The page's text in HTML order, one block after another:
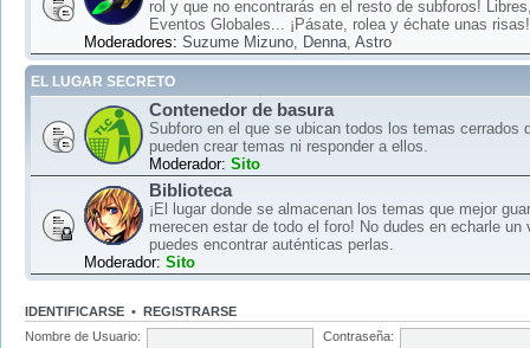
rol y que no encontrarás en el resto de subforos!
Eventos Globales... ¡Pásate, rolea y échate unas risas!
Moderadores: Suzume Mizuno Denna Astro
EL LUGAR SECRETO
Contenedor de basura
Subforo en el que se ubican todos los temas cerrados
pueden crear temas ni responder a ellos.
Moderador: Sito
Biblioteca
¡El lugar donde se almacenan los temas que mejor
merecen estar de todo el foro! No dudes en echarle un
puedes encontrar auténticas perlas.
Moderador: Sito
IDENTIFICARSE • REGISTRARSE
Nombre de Usuario:
Contraseña: